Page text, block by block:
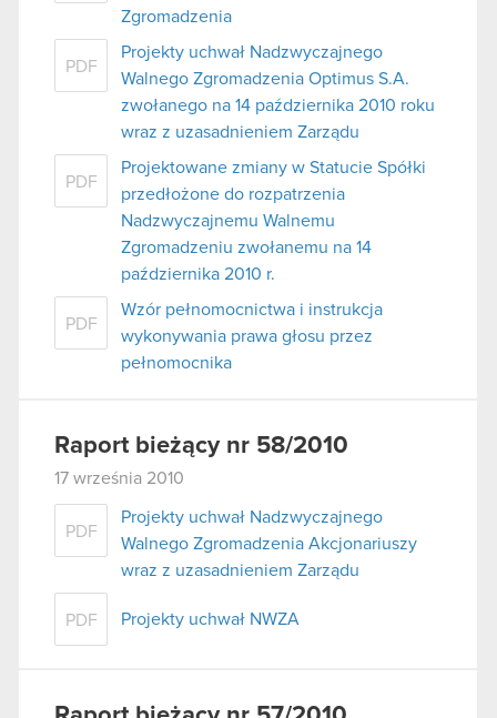
Zgromadzenia
PDF
Projekty uchwał Nadzwyczajnego
Walnego Zgromadzenia Optimus S.A.
zwołanego na 14 października 2010 roku
wraz z uzasadnieniem Zarządu
PDF
Projektowane zmiany w Statucie Spółki
przedłożone do rozpatrzenia
Nadzwyczajnemu Walnemu
Zgromadzeniu zwołanemu na 14
października 2010 r.
PDF
Wzór pełnomocnictwa i instrukcja
wykonywania prawa głosu przez
pełnomocnika
Raport bieżący nr 58/2010
17 września 2010
PDF
Projekty uchwał Nadzwyczajnego
Walnego Zgromadzenia Akcjonariuszy
wraz z uzasadnieniem Zarządu
PDF Projekty uchwał NWZA